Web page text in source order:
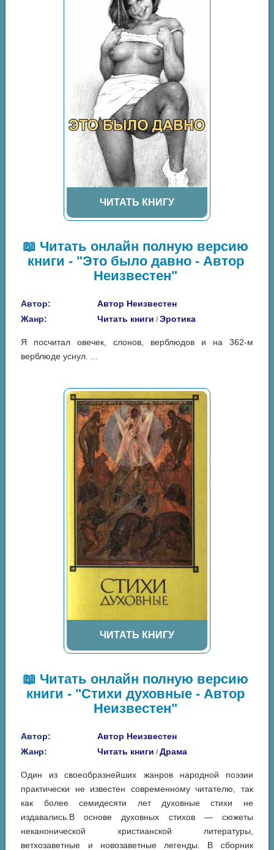
ЧИТАТЬ КНИГУ
📖 Читать онлайн полную версию
книги - "Это было давно - Автор
Неизвестен"
Автор:
Автор Неизвестен
Жанр:
Читать книги /Эротика
Я посчитал овечек, слонов, верблюдов и на 362-м
верблюде уснул. ...
ЧИТАТЬ КНИГУ
📖 Читать онлайн полную версию
книги - "Стихи духовные - Автор
Неизвестен"
Автор:
Автор Неизвестен
Жанр:
Читать книги /Драма
Один из своеобразнейших жанров народной поэзии
практически не известен современному читателю, так
как более семидесяти лет духовные стихи не
издавались.В основе духовных стихов — сюжеты
неканонической христианской литературы,
ветхозаветные и новозаветные легенды. В сборник